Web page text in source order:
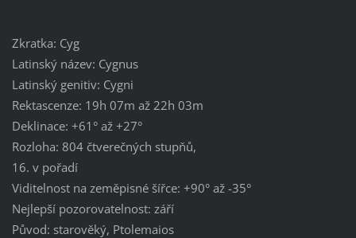
Zkratka: Cyg
Latinský název: Cygnus
Latinský genitiv: Cygni
Rektascenze: 19h 07m až 22h 03m
Deklinace: +61° až +27°
Rozloha: 804 čtverečných stupňů,
16. v pořadí
Viditelnost na zeměpisné šířce: +90° až -35°
Nejlepší pozorovatelnost: září
Původ: starověký, Ptolemaios